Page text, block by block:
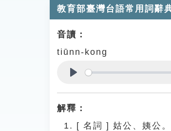
教育部臺灣台語常用詞辭
音讀：
tiūnn-kong
解釋：
[ 名詞 ] 姑公、姨公